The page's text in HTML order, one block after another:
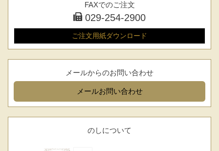
FAXでのご注文
029-254-2900
ご注文用紙ダウンロード
メールからのお問い合わせ
メールお問い合わせ
のしについて